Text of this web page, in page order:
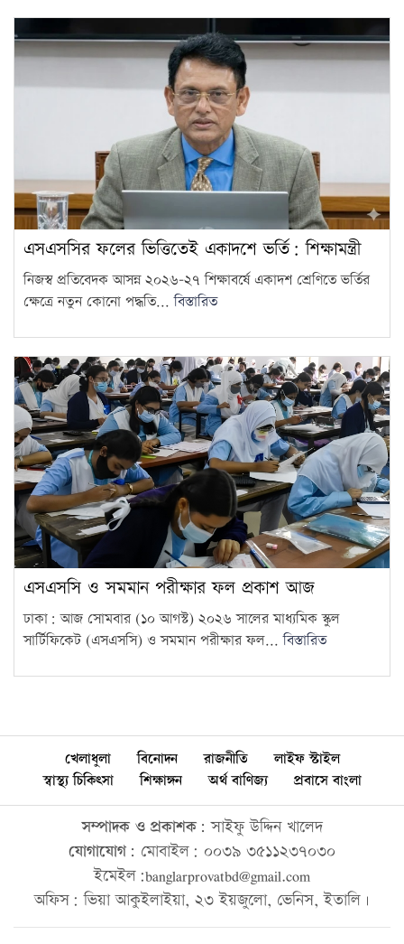
এসএসসির ফলের ভিত্তিতেই একাদশে ভর্তি: শিক্ষামন্ত্রী
নিজস্ব প্রতিবেদক আসন্ন ২০২৬-২৭ শিক্ষাবর্ষে একাদশ শ্রেণিতে ভর্তির
ক্ষেত্রে নতুন কোনো পদ্ধতি...বিস্তারিত
এসএসসি ও সমমান পরীক্ষার ফল প্রকাশ আজ
ঢাকা: আজ সোমবার (১০ আগস্ট) ২০২৬ সালের মাধ্যমিক স্কুল
সার্টিফিকেট (এসএসসি) ও সমমান পরীক্ষার ফল...বিস্তারিত
খেলাধুলা বিনোদন রাজনীতি
লাইফ স্টাইল
স্বাস্থ্য চিকিৎসা
শিক্ষাঙ্গন অর্থ বাণিজ্য প্রবাসে বাংলা
সম্পাদক ও প্রকাশক: সাইফু উদ্দিন খালেদ
যোগাযোগ: মোবাইল: ০০৩৯ ৩৫১১২৩৭০৩০
ইমেইল:banglarprovatbd@gmail.com
অফিস: ভিয়া আকুইলাইয়া, ২৩ ইয়জুলো, ভেনিস, ইতালি।